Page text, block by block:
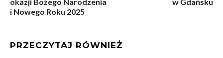
i Nowego Roku 2025
PRZECZYTAJ RÓWNIEŻ